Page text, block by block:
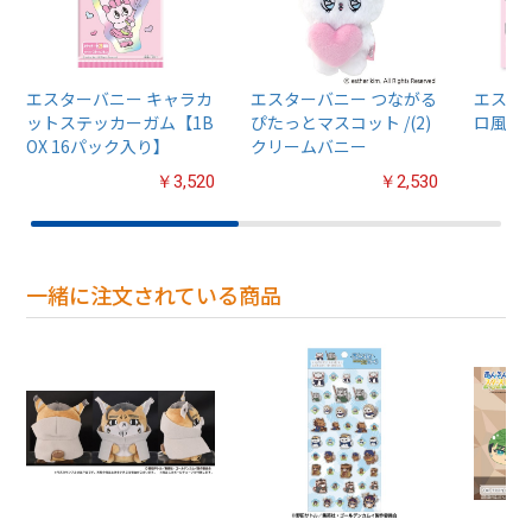
エスターバニー キャラカ
ットステッカーガム【1B
OX 16パック入り】
￥3,520
エスターバニー つながる
ぴたっとマスコット /(2)
クリームバニー
￥2,530
エスタ
ロ風シ
一緒に注文されている商品